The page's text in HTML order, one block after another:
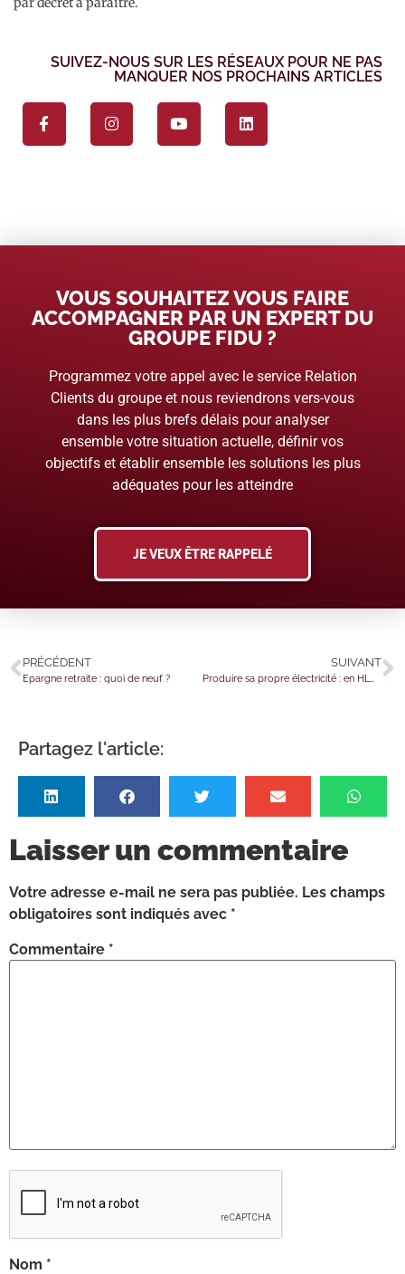
SUIVEZ-NOUS SUR LES RÉSEAUX POUR NE PAS
MANQUER NOS PROCHAINS ARTICLES
VOUS SOUHAITEZ VOUS FAIRE
ACCOMPAGNER PAR UN EXPERT DU
GROUPE FIDU ?
Programmez votre appel avec le service Relation
Clients du groupe et nous reviendrons vers-vous
dans les plus brefs délais pour analyser
ensemble votre situation actuelle, définir vos
objectifs et établir ensemble les solutions les plus
adéquates pour les atteindre
JE VEUX ÊTRE RAPPELÉ
PRÉCÉDENT
Epargne retraite : quoi de neuf ?
SUIVANT
Produire sa propre électricité : en HLM ?
Partagez l'article:
Laisser un commentaire
Votre adresse e-mail ne sera pas publiée. Les champs
obligatoires sont indiqués avec *
Commentaire *
Nom *